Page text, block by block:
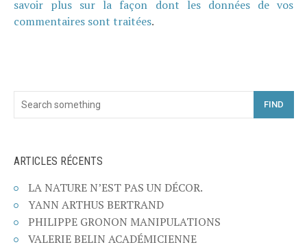
savoir plus sur la façon dont les données de vos
commentaires sont traitées.
FIND
ARTICLES RÉCENTS
LA NATURE N’EST PAS UN DÉCOR.
YANN ARTHUS BERTRAND
PHILIPPE GRONON MANIPULATIONS
VALERIE BELIN ACADÉMICIENNE